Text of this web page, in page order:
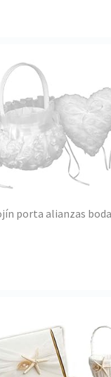
porta alianzas